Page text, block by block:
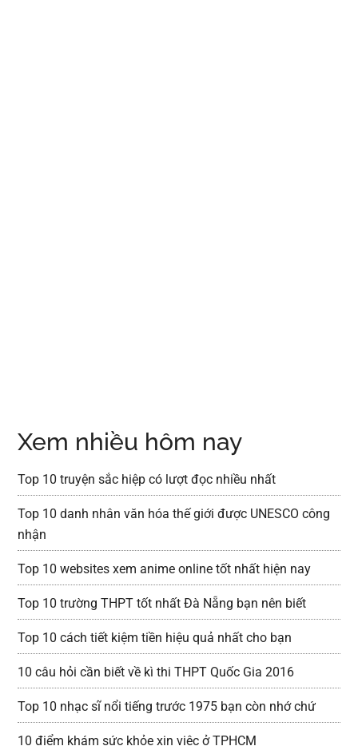
Xem nhiều hôm nay
Top 10 truyện sắc hiệp có lượt đọc nhiều nhất
Top 10 danh nhân văn hóa thế giới được UNESCO công
nhận
Top 10 websites xem anime online tốt nhất hiện nay
Top 10 trường THPT tốt nhất Đà Nẵng bạn nên biết
Top 10 cách tiết kiệm tiền hiệu quả nhất cho bạn
10 câu hỏi cần biết về kì thi THPT Quốc Gia 2016
Top 10 nhạc sĩ nổi tiếng trước 1975 bạn còn nhớ chứ
10 điểm khám sức khỏe xin việc ở TPHCM